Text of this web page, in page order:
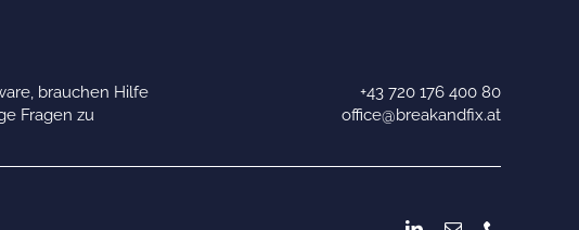
brauchen Hilfe
Fragen zu
+43 720 176 400 80
office@breakandfix.at